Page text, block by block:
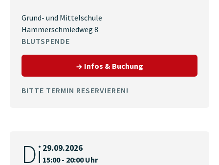
Grund- und Mittelschule
Hammerschmiedweg 8
BLUTSPENDE
Infos & Buchung
BITTE TERMIN RESERVIEREN!
Di 29.09.2026
15:00 - 20:00 Uhr